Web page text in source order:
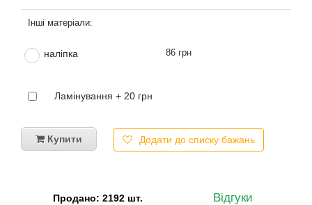
наліпка 86 грн
Ламінування + 20 грн
Купити Додати до списку бажань
Продано: 2192 шт. Відгуки